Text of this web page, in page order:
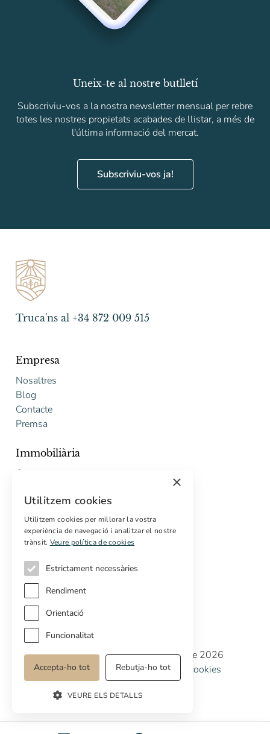
Uneix-te al nostre butlletí
Subscriviu-vos a la nostra newsletter mensual per rebre
totes les nostres propietats acabades de llistar, a més de
l'última informació del mercat.
Subscriviu-vos ja!
Truca'ns al +34 872 009 515
Empresa
Nosaltres
Blog
Contacte
Premsa
Immobiliària
Comprar
Pressupost gratuït de rehabilitació
Serveis
Compradors internacionals
Propietats off-market
Copyright © Cottage Properties Real Estate 2026
Política de privacitat
Avis legalPolítica de cookies
Preferències de cookies
×
Utilitzem cookies
Utilitzem cookies per millorar la vostra
experiència de navegació i analitzar el nostre
trànsit. Veure política de cookies
Estrictament necessàries
Rendiment
Orientació
Funcionalitat
Accepta-ho tot Rebutja-ho tot
VEURE ELS DETALLS